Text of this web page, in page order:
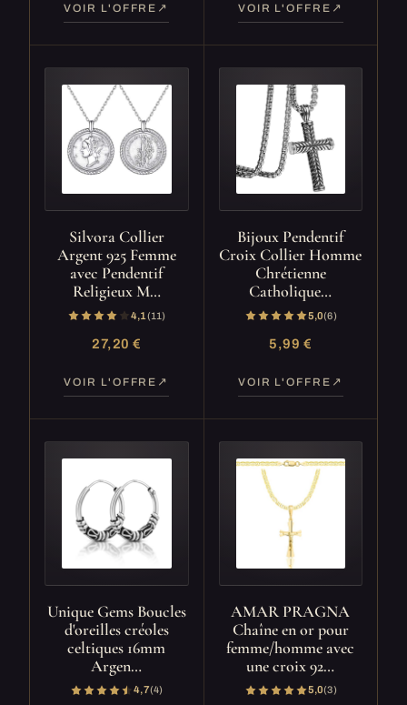
VOIR L'OFFRE VOIR L'OFFRE
Silvora Collier
Argent 925 Femme
avec Pendentif
Religieux M…
4,1(11)
27,20 €
VOIR L'OFFRE
Bijoux Pendentif
Croix Collier Homme
Chrétienne
Catholique…
5,0(6)
5,99 €
VOIR L'OFFRE
Unique Gems Boucles
d'oreilles créoles
celtiques 16mm
Argen…
4,7(4)
AMAR PRAGNA
Chaîne en or pour
femme/homme avec
une croix 92…
5,0(3)